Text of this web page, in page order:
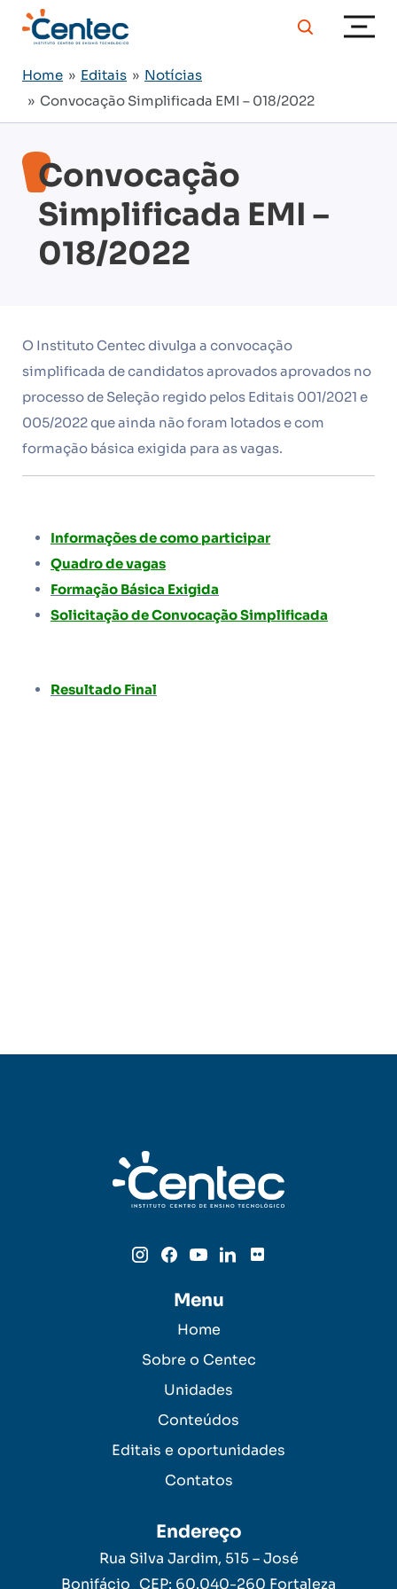
Home » Editais » Notícias
» Convocação Simplificada EMI – 018/2022
Convocação
Simplificada EMI –
018/2022
O Instituto Centec divulga a convocação
simplificada de candidatos aprovados aprovados no
processo de Seleção regido pelos Editais 001/2021 e
005/2022 que ainda não foram lotados e com
formação básica exigida para as vagas.
Informações de como participar
Quadro de vagas
Formação Básica Exigida
Solicitação de Convocação Simplificada
Resultado Final
Menu
Home
Sobre o Centec
Unidades
Conteúdos
Editais e oportunidades
Contatos
Endereço
Rua Silva Jardim, 515 – José
Bonifácio CEP: 60.040-260 Fortaleza